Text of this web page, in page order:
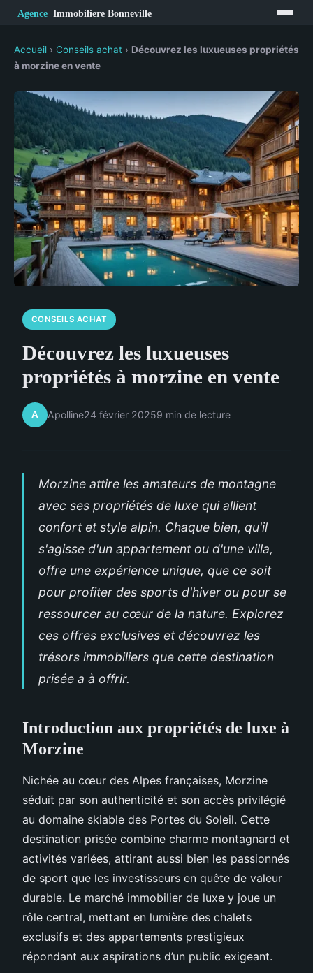
Accueil › Conseils achat › Découvrez les luxueuses propriétés
à morzine en vente
CONSEILS ACHAT
Découvrez les luxueuses
propriétés à morzine en vente
A Apolline24 février 20259 min de lecture
Morzine attire les amateurs de montagne
avec ses propriétés de luxe qui allient
confort et style alpin. Chaque bien, qu'il
s'agisse d'un appartement ou d'une villa,
offre une expérience unique, que ce soit
pour profiter des sports d'hiver ou pour se
ressourcer au cœur de la nature. Explorez
ces offres exclusives et découvrez les
trésors immobiliers que cette destination
prisée a à offrir.
Introduction aux propriétés de luxe à
Morzine
Nichée au cœur des Alpes françaises, Morzine
séduit par son authenticité et son accès privilégié
au domaine skiable des Portes du Soleil. Cette
destination prisée combine charme montagnard et
activités variées, attirant aussi bien les passionnés
de sport que les investisseurs en quête de valeur
durable. Le marché immobilier de luxe y joue un
rôle central, mettant en lumière des chalets
exclusifs et des appartements prestigieux
répondant aux aspirations d’un public exigeant.